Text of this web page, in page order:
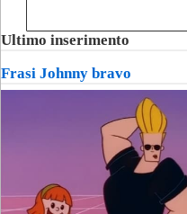
Ultimo inserimento
Frasi Johnny bravo